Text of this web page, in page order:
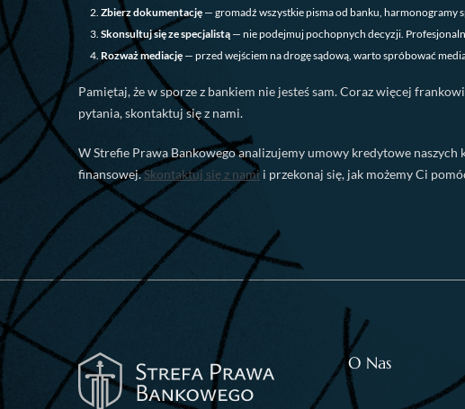
Zbierz dokumentację — gromadź wszystkie pisma od banku, harmonogramy
Skonsultuj się ze specjalistą — nie podejmuj pochopnych decyzji.
Rozważ mediację — przed wejściem na drogę sądową, warto spróbować
Pamiętaj, że w sporze z bankiem nie jesteś sam. Coraz więcej
pytania, skontaktuj się z nami.
W Strefie Prawa Bankowego analizujemy umowy kredytowe
finansowej.Skontaktuj się z nami i przekonaj się, jak możemy Ci
O Nas